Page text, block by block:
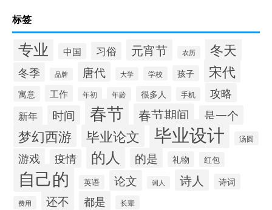
标签
专业 中国 习俗 元宵节 农历 冬天
冬季 品牌 唐代 大学 学校 孩子 宋代
寓意 工作 年初 年龄 很多人 手机 攻略
新年 时间 春节 春节期间 是一个
梦幻西游 毕业论文 毕业设计 汤圆
游戏 疫情 的人 的是 礼物 红包
自己的 英语 论文 词人 诗人 诗词
费用 还不 都是 长辈